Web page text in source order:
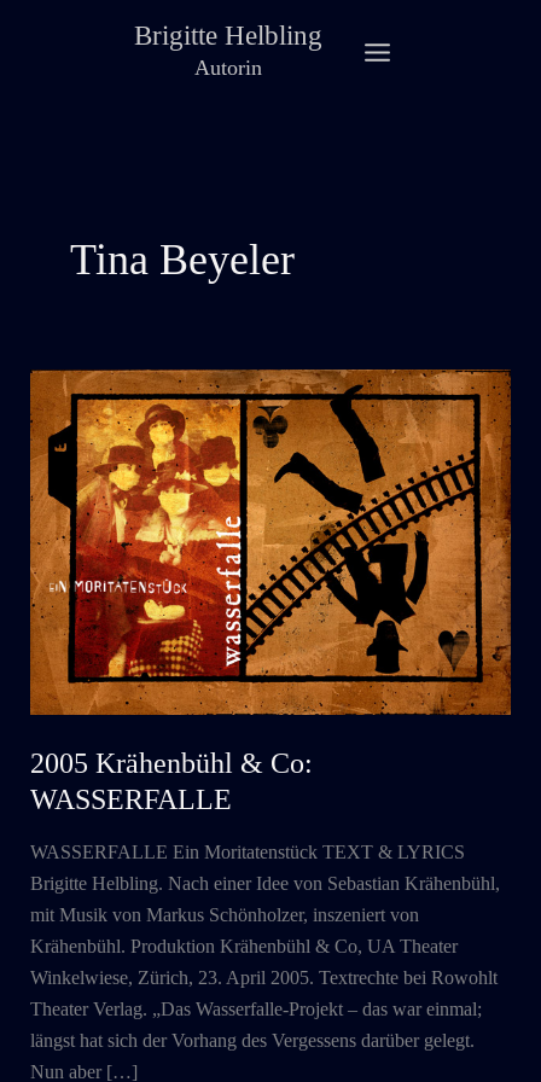
Brigitte Helbling
Autorin
Tina Beyeler
2005 Krähenbühl & Co:
WASSERFALLE
WASSERFALLE Ein Moritatenstück TEXT & LYRICS
Brigitte Helbling. Nach einer Idee von Sebastian Krähenbühl,
mit Musik von Markus Schönholzer, inszeniert von
Krähenbühl. Produktion Krähenbühl & Co, UA Theater
Winkelwiese, Zürich, 23. April 2005. Textrechte bei Rowohlt
Theater Verlag. „Das Wasserfalle-Projekt – das war einmal;
längst hat sich der Vorhang des Vergessens darüber gelegt.
Nun aber […]